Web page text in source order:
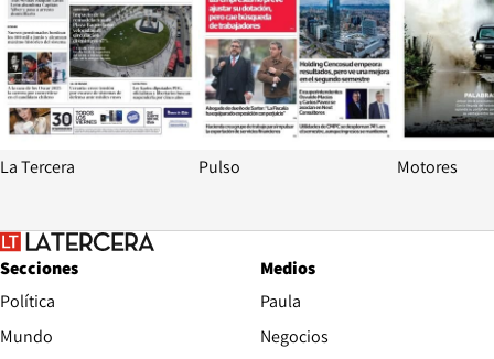
La Tercera Pulso Motores
Secciones
Política
Mundo
Medios
Paula
Negocios